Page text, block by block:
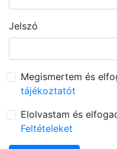
Jelszó
Megismertem és
tájékoztatót
Elolvastam és
Feltételeket